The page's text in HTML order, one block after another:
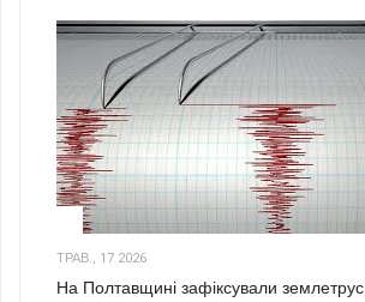
ТРАВ., 17 2026
На Полтавщині зафіксували землетрус